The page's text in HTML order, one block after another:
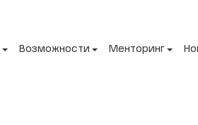
Возможности Менторинг